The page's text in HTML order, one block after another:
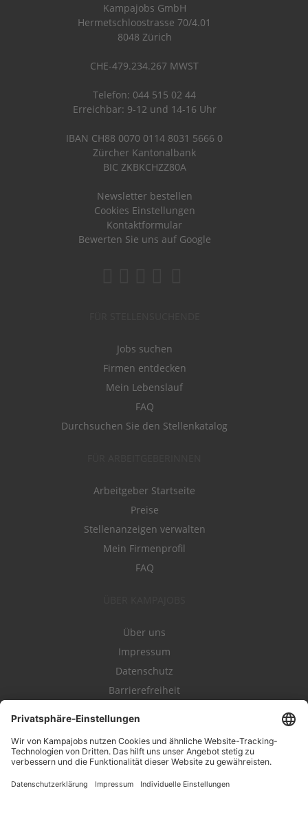
Kampajobs GmbH
Hermetschloostrasse 70/4.01
8048 Zürich
CHE-479.234.267 MWST
Telefon: 044 515 02 44
Erreichbar: 9-12 und 14-16 Uhr
IBAN CH88 0070 0114 8031 5666 0
Zürcher Kantonalbank
BIC ZKBKCHZZ80A
Newsletter bestellen
Cookies Einstellungen
Kontaktformular
Bewerten Sie uns auf Google
Jobs suchen
Firmen entdecken
Mein Lebenslauf
FAQ
Durchsuchen Sie den Stellenkatalog
Arbeitgeber Startseite
Preise
Stellenanzeigen verwalten
Mein Firmenprofil
FAQ
Über uns
Impressum
Datenschutz
Barrierefreiheit
Kampahire
Kampagnenforum
LeadNow